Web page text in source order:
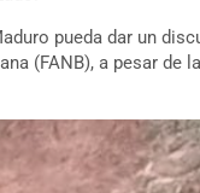
pueda dar un
(FANB), a pesar de